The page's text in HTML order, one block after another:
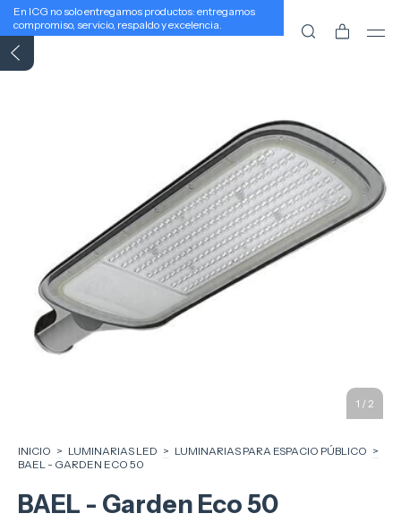
En ICG no solo entregamos productos: entregamos
compromiso, servicio, respaldo y excelencia.
1 / 2
INICIO > LUMINARIAS LED > LUMINARIAS PARA ESPACIO PÚBLICO >
BAEL - GARDEN ECO 50
BAEL - Garden Eco 50